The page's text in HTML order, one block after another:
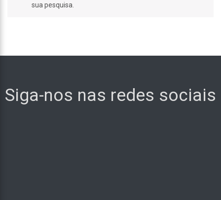
sua pesquisa.
Siga-nos nas redes sociais